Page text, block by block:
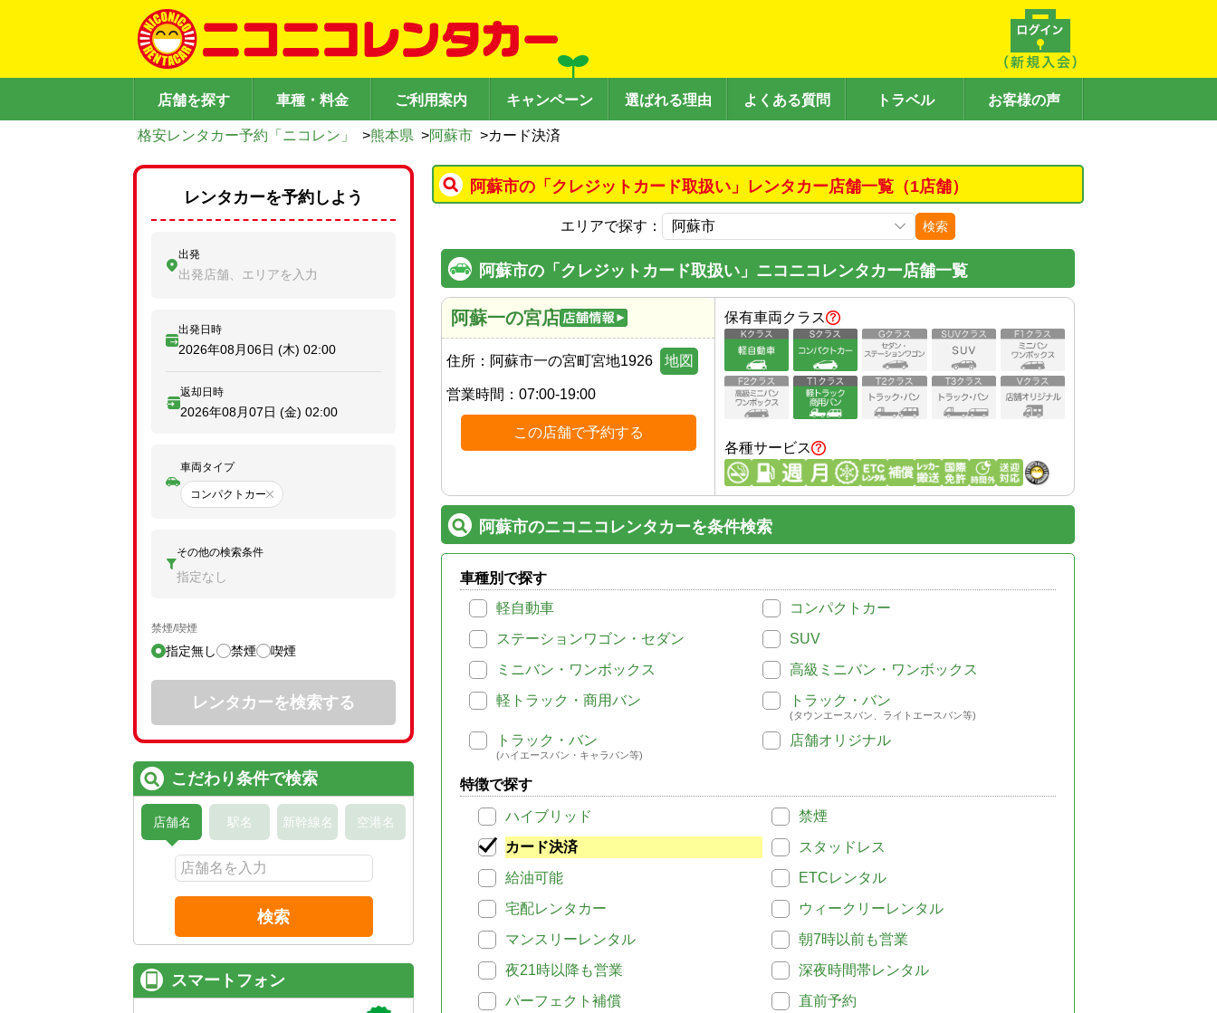
店舗を探す 車種・料金 ご利用案内 キャンペーン 選ばれる理由 よくある質問 トラベル お客様の声
格安レンタカー予約「ニコレン」 >熊本県 >阿蘇市 >カード決済
阿蘇市の「クレジットカード取扱い」レンタカー店舗一覧（1店舗）
エリアで探す： 検索
阿蘇市の「クレジットカード取扱い」ニコニコレンタカー店舗一覧
阿蘇一の宮店
住所： 阿蘇市一の宮町宮地1926 地図
営業時間： 07:00-19:00
この店舗で予約する
保有車両クラス
各種サービス
阿蘇市のニコニコレンタカーを条件検索
車種別で探す
軽自動車
コンパクトカー
ステーションワゴン・セダン
SUV
ミニバン・ワンボックス
高級ミニバン・ワンボックス
軽トラック・商用バン
トラック・バン
(タウンエースバン、ライトエースバン等)
トラック・バン
(ハイエースバン・キャラバン等)
店舗オリジナル
特徴で探す
ハイブリッド
禁煙
カード決済
スタッドレス
給油可能
ETCレンタル
宅配レンタカー
ウィークリーレンタル
マンスリーレンタル
朝7時以前も営業
夜21時以降も営業
深夜時間帯レンタル
パーフェクト補償
直前予約
レンタカーを予約しよう
出発
出発店舗、エリアを入力
出発日時
2026年08月06日 (木) 02:00
返却日時
2026年08月07日 (金) 02:00
車両タイプ
コンパクトカー
その他の検索条件
指定なし
禁煙/喫煙
指定無し 禁煙 喫煙
レンタカーを検索する
こだわり条件で検索
店舗名 駅名 新幹線名 空港名
検索
スマートフォン